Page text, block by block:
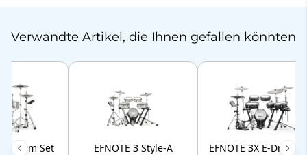
Verwandte Artikel, die Ihnen gefallen könnten
E-Drum Set
EFNOTE 3 Style-A
EFNOTE 3X E-Drum-